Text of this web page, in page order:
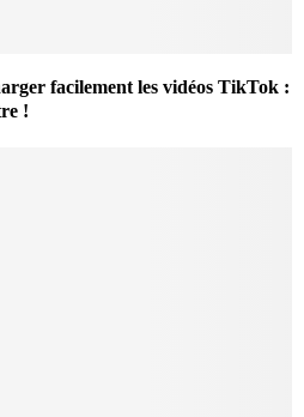
facilement les vidéos TikTok :
!